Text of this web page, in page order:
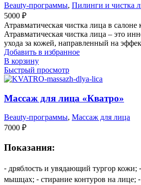
Beauty-программы, Пилинги и чистка
5000 ₽
Атравматическая чистка лица в салоне
Атравматическая чистка лица – это
ухода за кожей, направленный на
Добавить в избранное
В корзину
Быстрый просмотр
Массаж для лица «Кватро»
Beauty-программы, Массаж для лица
7000 ₽
Показания:
⁃ дряблость и увядающий тургор кожи;
мышцах; ⁃ стирание контуров на лице;